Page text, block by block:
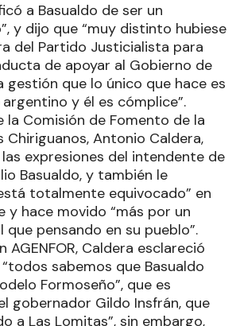
a Basualdo de ser un
y dijo que “muy distinto hubiese
del Partido Justicialista para
de apoyar al Gobierno de
gestión que lo único que hace es
y él es cómplice”.
la Comisión de Fomento de la
Chiriguanos, Antonio Caldera,
expresiones del intendente de
Basualdo, y también le
totalmente equivocado” en
y hace movido “más por un
pensando en su pueblo”.
Caldera esclareció
sabemos que Basualdo
Formoseño”, que es
gobernador Gildo Insfrán, que
a Las Lomitas”, sin embargo,